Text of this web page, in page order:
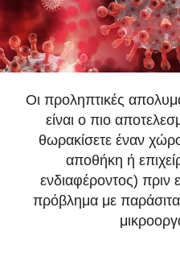
Οι προληπτικές
είναι ο πιο
θωρακίσετε έναν
αποθήκη ή
ενδιαφέροντος) πριν
πρόβλημα με